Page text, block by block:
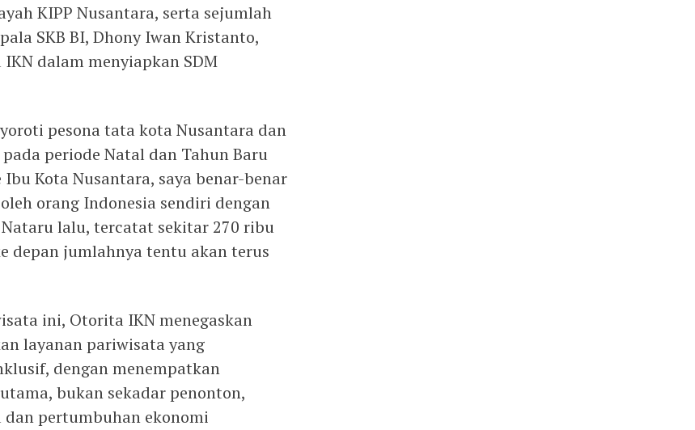
KIPP Nusantara, serta sejumlah
SKB BI, Dhony Iwan Kristanto,
dalam menyiapkan SDM
pesona tata kota Nusantara dan
periode Natal dan Tahun Baru
Kota Nusantara, saya benar-benar
orang Indonesia sendiri dengan
lalu, tercatat sekitar 270 ribu
depan jumlahnya tentu akan terus
ini, Otorita IKN menegaskan
layanan pariwisata yang
dengan menempatkan
bukan sekadar penonton,
pertumbuhan ekonomi